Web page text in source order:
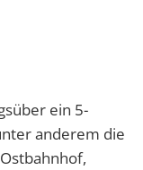
ein 5-
anderem die